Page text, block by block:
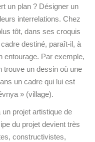
un plan ? Désigner un
interrelations. Chez
tôt, dans ses croquis
destiné, paraît-il, à
entourage. Par exemple,
trouve un dessin où une
un cadre qui lui est
» (village).
projet artistique de
du projet devient très
constructivistes,